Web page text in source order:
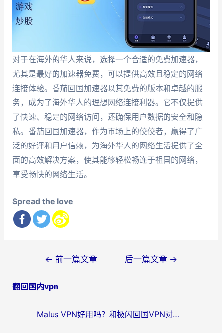
对于在海外的华人来说，选择一个合适的免费加速器，
尤其是最好的加速器免费，可以提供高效且稳定的网络
连接体验。番茄回国加速器以其免费的版本和卓越的服
务，成为了海外华人的理想网络连接利器。它不仅提供
了快速、稳定的网络访问，还确保用户数据的安全和隐
私。番茄回国加速器，作为市场上的佼佼者，赢得了广
泛的好评和用户信赖，为海外华人的网络生活提供了全
面的高效解决方案，使其能够轻松畅连于祖国的网络，
享受畅快的网络生活。
Spread the love
导
← 前一篇文章 后一篇文章 →
翻回国内vpn
Malus VPN好用吗？和极闪回国VPN对比哪个回国效果更好？海外党亲测3款加速器+避坑指南